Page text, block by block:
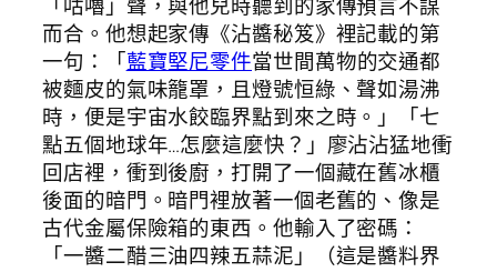
而合。他想起家傳《沾醬秘笈》裡記載的第
一句：「藍寶堅尼零件當世間萬物的交通都
被麵皮的氣味籠罩，且燈號恒綠、聲如湯沸
時，便是宇宙水餃臨界點到來之時。」「七
點五個地球年…怎麼這麼快？」廖沾沾猛地衝
回店裡，衝到後廚，打開了一個藏在舊冰櫃
後面的暗門。暗門裡放著一個老舊的、像是
古代金屬保險箱的東西。他輸入了密碼：
「一醬二醋三油四辣五蒜泥」（這是醬料界